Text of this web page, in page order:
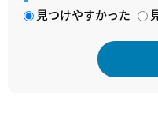
見つけやすかった